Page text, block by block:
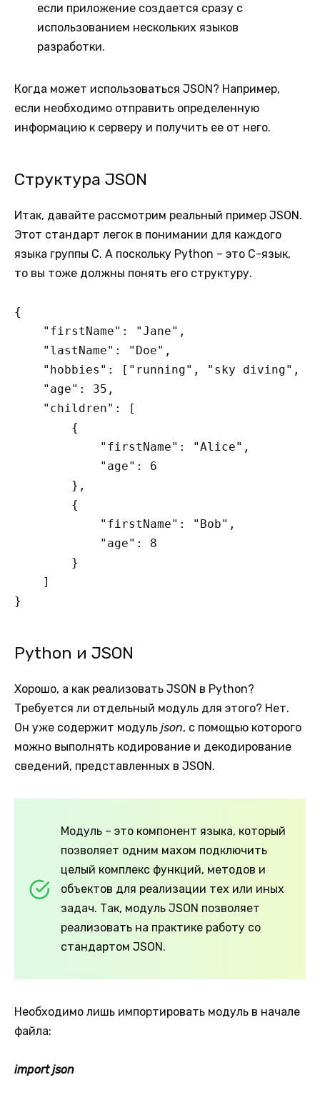
если приложение создается сразу с
использованием нескольких языков
разработки.
Когда может использоваться JSON? Например,
если необходимо отправить определенную
информацию к серверу и получить ее от него.
Структура JSON
Итак, давайте рассмотрим реальный пример JSON.
Этот стандарт легок в понимании для каждого
языка группы C. А поскольку Python – это C-язык,
то вы тоже должны понять его структуру.
{
"firstName": "Jane",
"lastName": "Doe",
"hobbies": ["running", "sky diving",
"age": 35,
"children": [
{
"firstName": "Alice",
"age": 6
},
{
"firstName": "Bob",
"age": 8
}
]
}
Python и JSON
Хорошо, а как реализовать JSON в Python?
Требуется ли отдельный модуль для этого? Нет.
Он уже содержит модуль json, с помощью которого
можно выполнять кодирование и декодирование
сведений, представленных в JSON.
Модуль – это компонент языка, который
позволяет одним махом подключить
целый комплекс функций, методов и
объектов для реализации тех или иных
задач. Так, модуль JSON позволяет
реализовать на практике работу со
стандартом JSON.
Необходимо лишь импортировать модуль в начале
файла:
import json